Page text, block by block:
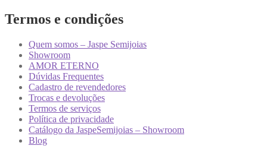
Termos e condições
Quem somos – Jaspe Semijoias
Showroom
AMOR ETERNO
Dúvidas Frequentes
Cadastro de revendedores
Trocas e devoluções
Termos de serviços
Política de privacidade
Catálogo da JaspeSemijoias – Showroom
Blog